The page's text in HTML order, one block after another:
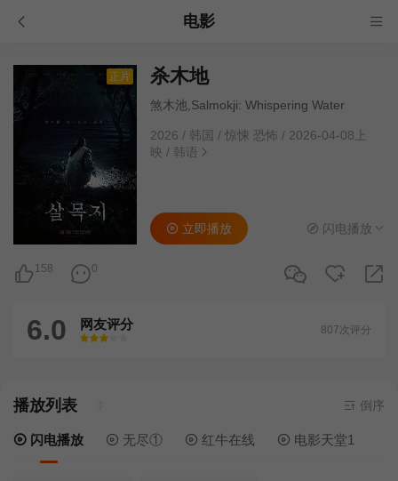
电影
正片 杀木地
煞木池,Salmokji: Whispering Water
2026 / 韩国 / 惊悚 恐怖 / 2026-04-08上
映 / 韩语
158 0
立即播放 闪电播放
6.0 网友评分
很差
较差还行推荐力荐
807次评分
播放列表 当前资源
倒序
闪电播放 无尽① 红牛在线 电影天堂1